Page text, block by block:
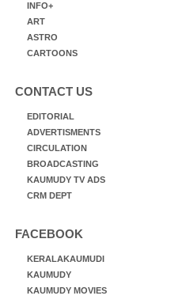
INFO+
ART
ASTRO
CARTOONS
CONTACT US
EDITORIAL
ADVERTISMENTS
CIRCULATION
BROADCASTING
KAUMUDY TV ADS
CRM DEPT
FACEBOOK
KERALAKAUMUDI
KAUMUDY
KAUMUDY MOVIES